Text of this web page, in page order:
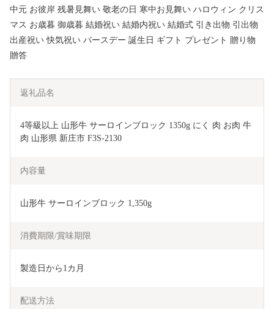
中元 お彼岸 残暑見舞い 敬老の日 寒中お見舞い ハロウィン クリス
マス お歳暮 御歳暮 結婚祝い 結婚内祝い 結婚式 引き出物 引出物
出産祝い 快気祝い バースデー 誕生日 ギフト プレゼント 贈り物
贈答
返礼品名
4等級以上 山形牛 サーロインブロック 1350g にく 肉 お肉 牛
肉 山形県 新庄市 F3S-2130
内容量
山形牛 サーロインブロック 1,350g
消費期限/賞味期限
製造日から1カ月
配送方法